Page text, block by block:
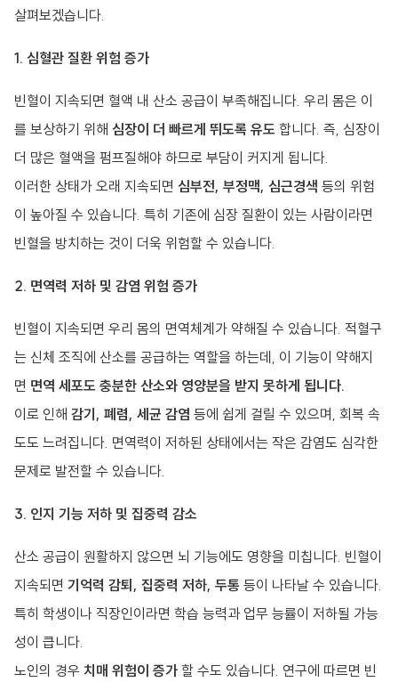
살펴보겠습니다.
1. 심혈관 질환 위험 증가
빈혈이 지속되면 혈액 내 산소 공급이 부족해집니다. 우리 몸은 이
를 보상하기 위해 심장이 더 빠르게 뛰도록 유도 합니다. 즉, 심장이
더 많은 혈액을 펌프질해야 하므로 부담이 커지게 됩니다.
이러한 상태가 오래 지속되면 심부전, 부정맥, 심근경색 등의 위험
이 높아질 수 있습니다. 특히 기존에 심장 질환이 있는 사람이라면
빈혈을 방치하는 것이 더욱 위험할 수 있습니다.
2. 면역력 저하 및 감염 위험 증가
빈혈이 지속되면 우리 몸의 면역체계가 약해질 수 있습니다. 적혈구
는 신체 조직에 산소를 공급하는 역할을 하는데, 이 기능이 약해지
면 면역 세포도 충분한 산소와 영양분을 받지 못하게 됩니다.
이로 인해 감기, 폐렴, 세균 감염 등에 쉽게 걸릴 수 있으며, 회복 속
도도 느려집니다. 면역력이 저하된 상태에서는 작은 감염도 심각한
문제로 발전할 수 있습니다.
3. 인지 기능 저하 및 집중력 감소
산소 공급이 원활하지 않으면 뇌 기능에도 영향을 미칩니다. 빈혈이
지속되면 기억력 감퇴, 집중력 저하, 두통 등이 나타날 수 있습니다.
특히 학생이나 직장인이라면 학습 능력과 업무 능률이 저하될 가능
성이 큽니다.
노인의 경우 치매 위험이 증가 할 수도 있습니다. 연구에 따르면 빈